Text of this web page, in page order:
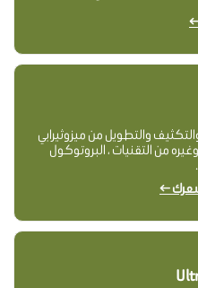
←
والتطويل من ميزوثيرابي
أو بلازما أو خلايا جذعية أو Regenera وغيره من التقنيات ، البروتوكول
شعرك ←